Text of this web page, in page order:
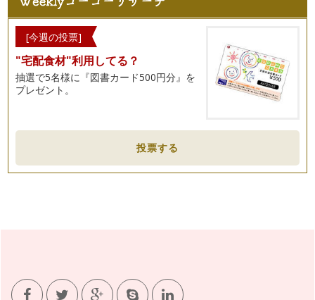
[今週の投票]
"宅配食材"利用してる？
抽選で5名様に『図書カード500円分』を
プレゼント。
投票する